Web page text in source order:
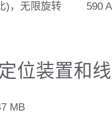
)，无限旋转 590 A
位装置和
MB